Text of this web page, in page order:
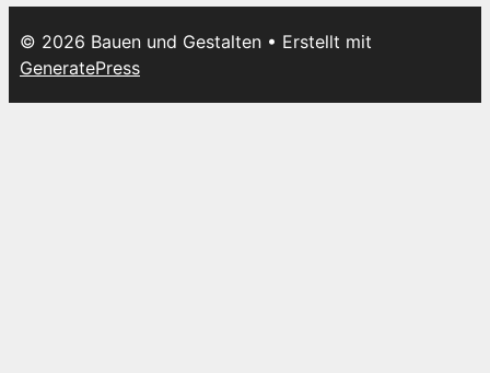
© 2026 Bauen und Gestalten • Erstellt mit
GeneratePress